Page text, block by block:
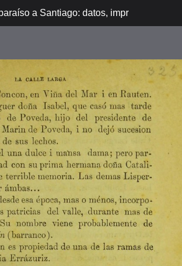
a Santiago: datos, impresiones,
de
en Paris en
i el